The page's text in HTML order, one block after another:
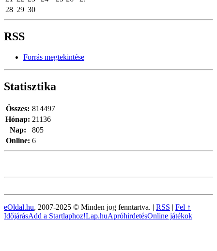
28 29 30
RSS
Forrás megtekintése
Statisztika
Online: 6
Összes: 814497
Hónap: 21136
Nap:
805
eOldal.hu, 2007-2025 © Minden jog fenntartva. | RSS | Fel ↑
IdőjárásAdd a Startlaphoz!Lap.huApróhirdetésOnline játékok